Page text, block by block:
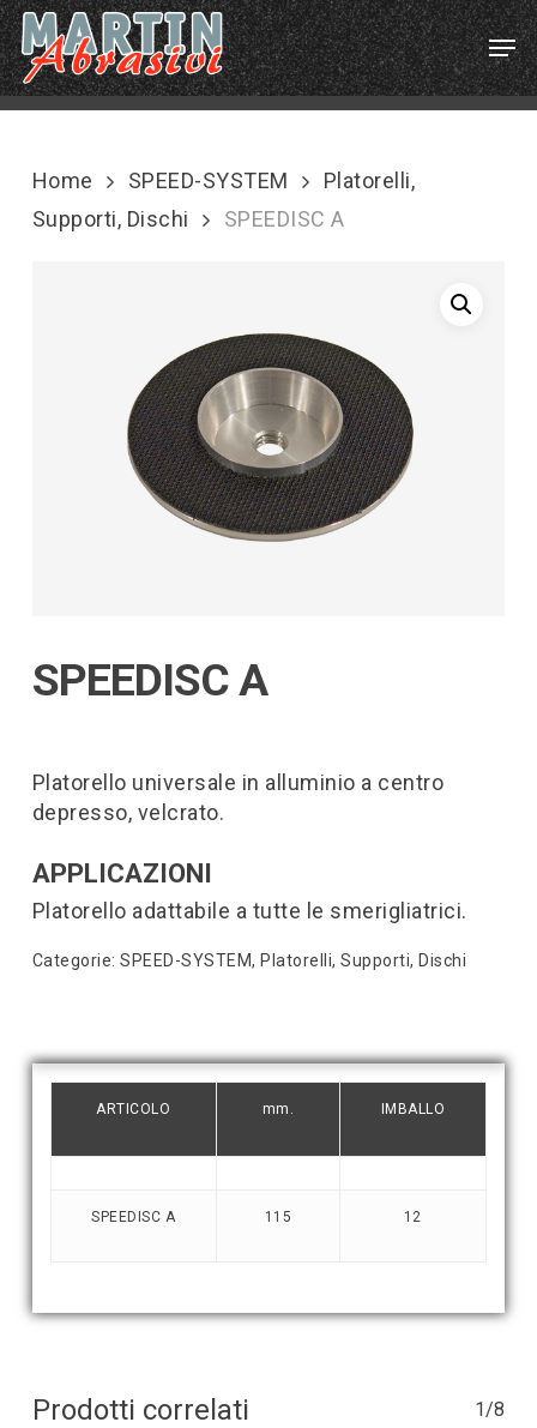
Skip
to
main
content
Home SPEED-SYSTEM
Platorelli,
Supporti, Dischi
SPEEDISC A
SPEEDISC A
Platorello universale in alluminio a centro
depresso, velcrato.
APPLICAZIONI
Platorello adattabile a tutte le smerigliatrici.
Categorie:SPEED-SYSTEM, Platorelli, Supporti, Dischi
ARTICOLO mm. IMBALLO
SPEEDISC A 115 12
Prodotti correlati 1/8
Menu